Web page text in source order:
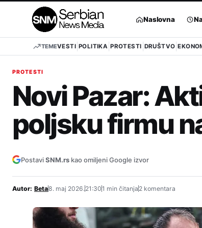
Naslovna
TEMEVESTI POLITIKA PROTESTI DRUŠTVO
PROTESTI
Novi Pazar:
poljsku firmu
PostaviSNM.rs kao omiljeni Google izvor
Autor: Beta8. maj 2026.21:301 min čitanja 2 komentara